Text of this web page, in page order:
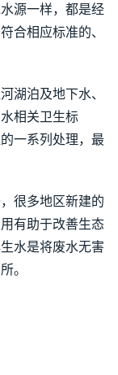
源一样，都是经
合相应标准的、
湖泊及地下水、
相关卫生标
一系列处理，最
很多地区新建的
有助于改善生态
水是将废水无害
。